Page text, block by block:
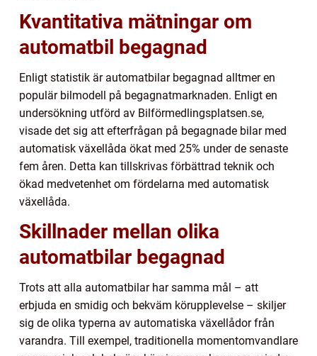
Kvantitativa mätningar om
automatbil begagnad
Enligt statistik är automatbilar begagnad alltmer en
populär bilmodell på begagnatmarknaden. Enligt en
undersökning utförd av Bilförmedlingsplatsen.se,
visade det sig att efterfrågan på begagnade bilar med
automatisk växellåda ökat med 25% under de senaste
fem åren. Detta kan tillskrivas förbättrad teknik och
ökad medvetenhet om fördelarna med automatisk
växellåda.
Skillnader mellan olika
automatbilar begagnad
Trots att alla automatbilar har samma mål – att
erbjuda en smidig och bekväm körupplevelse – skiljer
sig de olika typerna av automatiska växellådor från
varandra. Till exempel, traditionella momentomvandlare